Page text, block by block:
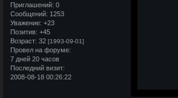
Приглашений: 0
Сообщений: 1253
Уважение: +23
Позитив: +45
Возраст: 32 [1993-09-01]
Провел на форуме:
7 дней 20 часов
Последний визит:
2008-08-18 00:26:22